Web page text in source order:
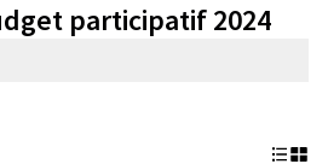
participatif 2024